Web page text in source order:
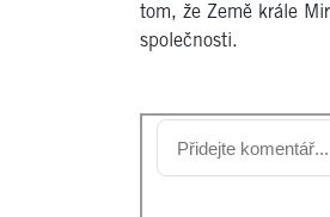
tom, že Země krále
společnosti.